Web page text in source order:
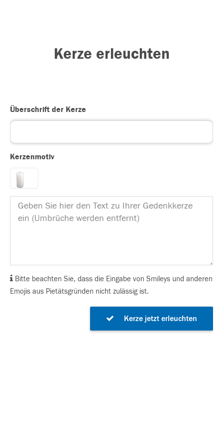
Kerze erleuchten
Überschrift der Kerze
Kerzenmotiv
Bitte beachten Sie, dass die Eingabe von Smileys und anderen
Emojis aus Pietätsgründen nicht zulässig ist.
Kerze jetzt erleuchten